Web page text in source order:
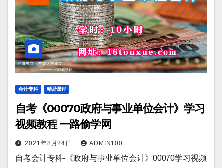
会计专科 精品课程
自考《00070政府与事业单位会计》学习
视频教程 一路偷学网
2021年8月24日 ADMIN100
自考会计专科-《政府与事业单位会计》00070学习视频